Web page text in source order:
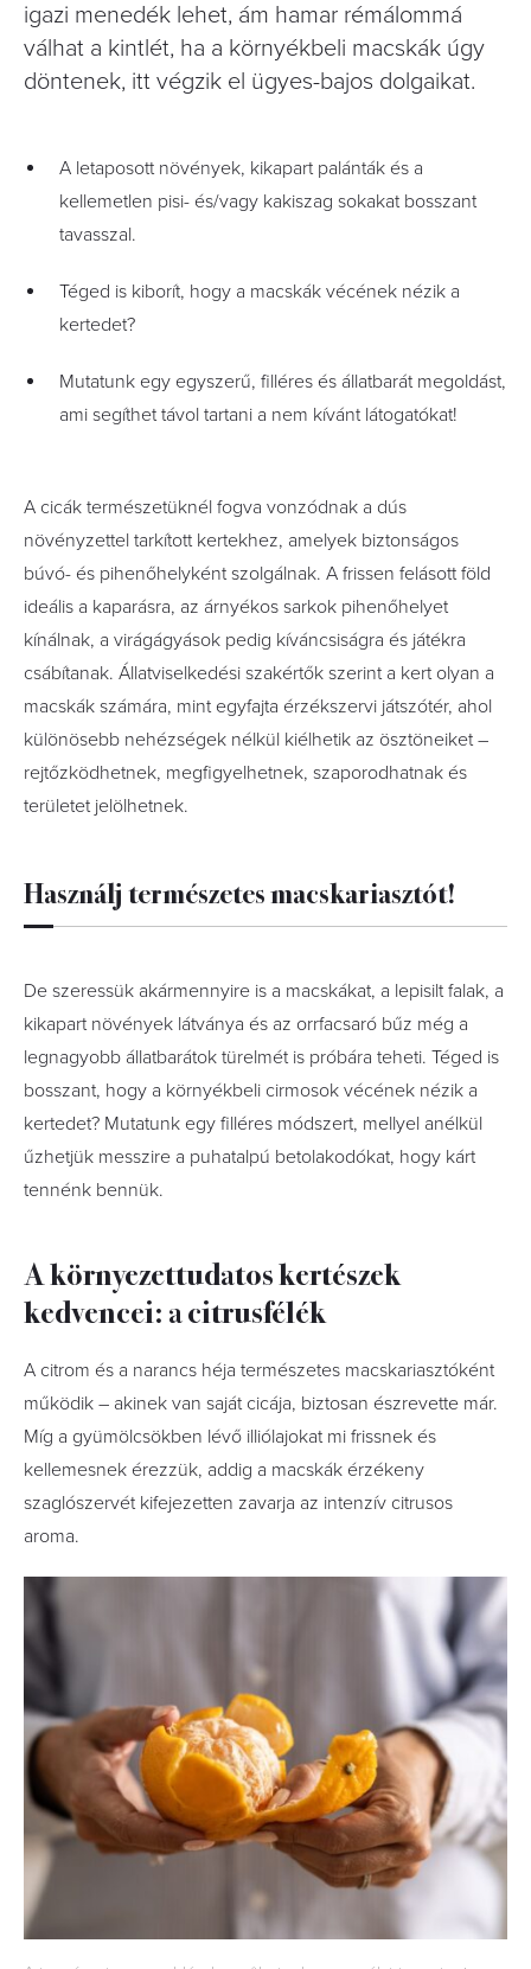
igazi menedék lehet, ám hamar rémálommá
válhat a kintlét, ha a környékbeli macskák úgy
döntenek, itt végzik el ügyes-bajos dolgaikat.
A letaposott növények, kikapart palánták és a
kellemetlen pisi- és/vagy kakiszag sokakat bosszant
tavasszal.
Téged is kiborít, hogy a macskák vécének nézik a
kertedet?
Mutatunk egy egyszerű, filléres és állatbarát megoldást,
ami segíthet távol tartani a nem kívánt látogatókat!
A cicák természetüknél fogva vonzódnak a dús
növényzettel tarkított kertekhez, amelyek biztonságos
búvó- és pihenőhelyként szolgálnak. A frissen felásott föld
ideális a kaparásra, az árnyékos sarkok pihenőhelyet
kínálnak, a virágágyások pedig kíváncsiságra és játékra
csábítanak. Állatviselkedési szakértők szerint a kert olyan a
macskák számára, mint egyfajta érzékszervi játszótér, ahol
különösebb nehézségek nélkül kiélhetik az ösztöneiket –
rejtőzködhetnek, megfigyelhetnek, szaporodhatnak és
területet jelölhetnek.
Használj természetes macskariasztót!
De szeressük akármennyire is a macskákat, a lepisilt falak, a
kikapart növények látványa és az orrfacsaró bűz még a
legnagyobb állatbarátok türelmét is próbára teheti. Téged is
bosszant, hogy a környékbeli cirmosok vécének nézik a
kertedet? Mutatunk egy filléres módszert, mellyel anélkül
űzhetjük messzire a puhatalpú betolakodókat, hogy kárt
tennénk bennük.
A környezettudatos kertészek
kedvencei: a citrusfélék
A citrom és a narancs héja természetes macskariasztóként
működik – akinek van saját cicája, biztosan észrevette már.
Míg a gyümölcsökben lévő illiólajokat mi frissnek és
kellemesnek érezzük, addig a macskák érzékeny
szaglószervét kifejezetten zavarja az intenzív citrusos
aroma.